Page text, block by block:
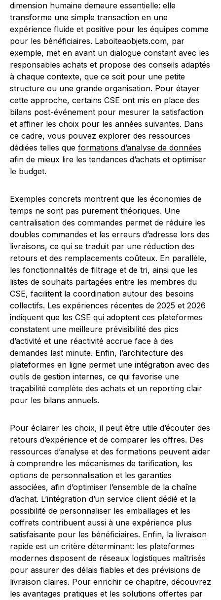
dimension humaine demeure essentielle: elle
transforme une simple transaction en une
expérience fluide et positive pour les équipes comme
pour les bénéficiaires. Laboiteaobjets.com, par
exemple, met en avant un dialogue constant avec les
responsables achats et propose des conseils adaptés
à chaque contexte, que ce soit pour une petite
structure ou une grande organisation. Pour étayer
cette approche, certains CSE ont mis en place des
bilans post-événement pour mesurer la satisfaction
et affiner les choix pour les années suivantes. Dans
ce cadre, vous pouvez explorer des ressources
dédiées telles que formations d’analyse de données
afin de mieux lire les tendances d’achats et optimiser
le budget.
Exemples concrets montrent que les économies de
temps ne sont pas purement théoriques. Une
centralisation des commandes permet de réduire les
doubles commandes et les erreurs d’adresse lors des
livraisons, ce qui se traduit par une réduction des
retours et des remplacements coûteux. En parallèle,
les fonctionnalités de filtrage et de tri, ainsi que les
listes de souhaits partagées entre les membres du
CSE, facilitent la coordination autour des besoins
collectifs. Les expériences récentes de 2025 et 2026
indiquent que les CSE qui adoptent ces plateformes
constatent une meilleure prévisibilité des pics
d’activité et une réactivité accrue face à des
demandes last minute. Enfin, l’architecture des
plateformes en ligne permet une intégration avec des
outils de gestion internes, ce qui favorise une
traçabilité complète des achats et un reporting clair
pour les bilans annuels.
Pour éclairer les choix, il peut être utile d’écouter des
retours d’expérience et de comparer les offres. Des
ressources d’analyse et des formations peuvent aider
à comprendre les mécanismes de tarification, les
options de personnalisation et les garanties
associées, afin d’optimiser l’ensemble de la chaîne
d’achat. L’intégration d’un service client dédié et la
possibilité de personnaliser les emballages et les
coffrets contribuent aussi à une expérience plus
satisfaisante pour les bénéficiaires. Enfin, la livraison
rapide est un critère déterminant: les plateformes
modernes disposent de réseaux logistiques maîtrisés
pour assurer des délais fiables et des prévisions de
livraison claires. Pour enrichir ce chapitre, découvrez
les avantages pratiques et les solutions offertes par